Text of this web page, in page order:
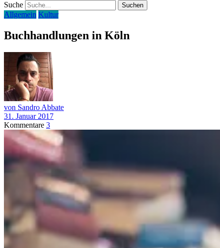
Suche
Allgemein Kultur
Buchhandlungen in Köln
von Sandro Abbate
31. Januar 2017
Kommentare 3